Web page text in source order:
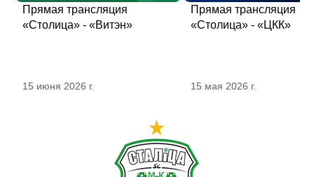
Прямая трансляция
«Столица» - «Витэн»
15 июня 2026 г.
Прямая трансляция
«Столица» - «ЦКК»
15 мая 2026 г.